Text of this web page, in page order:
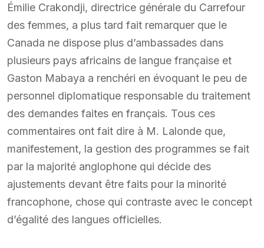
Émilie Crakondji, directrice générale du Carrefour
des femmes, a plus tard fait remarquer que le
Canada ne dispose plus d’ambassades dans
plusieurs pays africains de langue française et
Gaston Mabaya a renchéri en évoquant le peu de
personnel diplomatique responsable du traitement
des demandes faites en français. Tous ces
commentaires ont fait dire à M. Lalonde que,
manifestement, la gestion des programmes se fait
par la majorité anglophone qui décide des
ajustements devant être faits pour la minorité
francophone, chose qui contraste avec le concept
d’égalité des langues officielles.